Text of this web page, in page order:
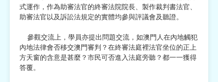
式運作，作為助審法官的終審法院院長、製作裁判書法官、
助審法官以及訴訟法規定的實體均參與評議會及聽證。
參觀交流上，學員亦提出問題交流，如澳門人在內地觸犯
內地法律會否移交澳門審判？在終審法庭裡法官坐位的正上
方天窗的含意是甚麼？市民可否進入法庭旁聽？都一一獲得
答覆。